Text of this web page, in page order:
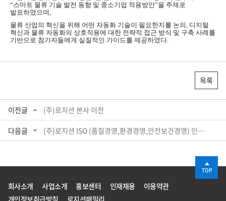
“스마트 물류 기술 발전 동향 및 중소기업 적용방안”을 주제로
발표하였으며,
물류 산업의 혁신을 위해 어떤 자동화 기술이 필요한지를 논의, 디지털
혁신과 물류 자동화의 상호작용에 대한 전략적 접근 방식 및 구축 사례를
기반으로 참가자들에게 실질적인 가이드를 제공하였다.
목록
이전글 (주)로지션 본사 이전
다음글 (주)로지션 ISO (품질경영,환경경영,안전보건경영) 인증 취득
회사소개 사업소개 홍보센터 인재채용
이용약관
개인정보취급방침
로지션패밀리
TOP